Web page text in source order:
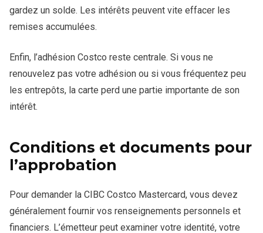
gardez un solde. Les intérêts peuvent vite effacer les
remises accumulées.
Enfin, l’adhésion Costco reste centrale. Si vous ne
renouvelez pas votre adhésion ou si vous fréquentez peu
les entrepôts, la carte perd une partie importante de son
intérêt.
Conditions et documents pour
l’approbation
Pour demander la CIBC Costco Mastercard, vous devez
généralement fournir vos renseignements personnels et
financiers. L’émetteur peut examiner votre identité, votre